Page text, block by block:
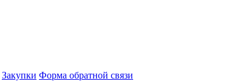
Закупки Форма обратной связи